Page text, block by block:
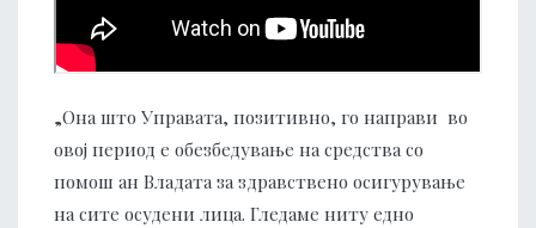
„Она што Управата, позитивно, го направи во
овој период е обезбедување на средства со
помош ан Владата за здравствено осигурување
на сите осудени лица. Гледаме ниту едно